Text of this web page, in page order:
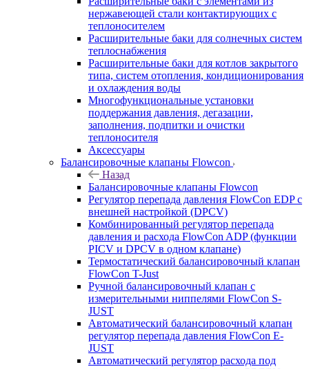
нержавеющей стали контактирующих с
теплоносителем
Расширительные баки для солнечных систем
теплоснабжения
Расширительные баки для котлов закрытого
типа, систем отопления, кондиционирования
и охлаждения воды
Многофункциональные установки
поддержания давления, дегазации,
заполнения, подпитки и очистки
теплоносителя
Аксессуары
Балансировочные клапаны Flowcon
Назад
Балансировочные клапаны Flowcon
Регулятор перепада давления FlowСon EDP с
внешней настройкой (DPCV)
Комбинированный регулятор перепада
давления и расхода FlowСon ADP (функции
PICV и DPCV в одном клапане)
Термостатический балансировочный клапан
FlowСon T-Just
Ручной балансировочный клапан с
измерительными ниппелями FlowСon S-
JUST
Автоматический балансировочный клапан
регулятор перепада давления FlowСon E-
JUST
Автоматический регулятор расхода под